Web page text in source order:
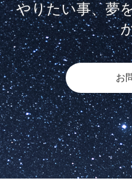
やりたい事、夢
お